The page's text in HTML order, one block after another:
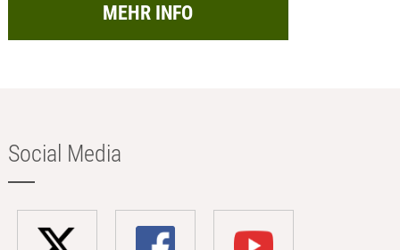
MEHR INFO
Social Media